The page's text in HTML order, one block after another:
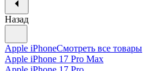
Назад
Apple iPhoneСмотреть все товары
Apple iPhone 17 Pro Max